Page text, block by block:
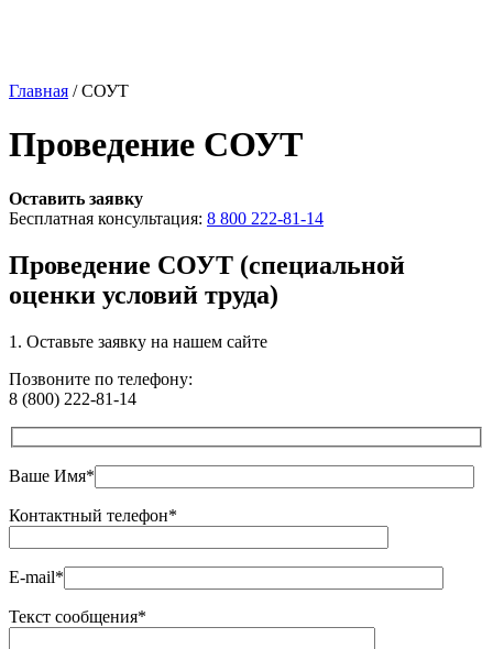
Главная /СОУТ
Проведение СОУТ
Оставить заявку
Бесплатная консультация: 8 800 222-81-14
Проведение СОУТ (специальной
оценки условий труда)
1. Оставьте заявку на нашем сайте
Позвоните по телефону:
8 (800) 222-81-14
Ваше Имя*
Контактный телефон*
E-mail*
Текст сообщения*